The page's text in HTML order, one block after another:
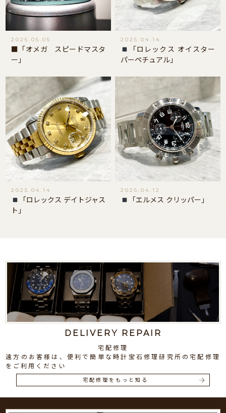
2025.05.05
■「オメガ スピードマスタ
ー」
2025.04.14
「ロレックス オイスター
パーペチュアル」
2025.04.14
「ロレックス デイトジャス
ト」
2025.04.12
「エルメス クリッパー」
DELIVERY REPAIR
宅配修理
遠方のお客様は、便利で簡単な時計宝石修理研究所の宅配修理
をご利用ください
宅配修理をもっと知る